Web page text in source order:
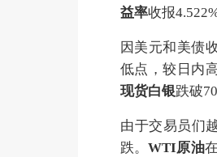
益率收报
因美元和美债
低点，较日内
现货白银跌破
由于交易员们
跌。WTI原油